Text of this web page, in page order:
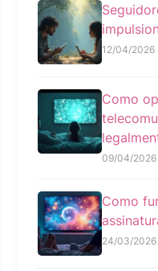
12/04/2026
Como
09/04/2026
Como
24/03/2026